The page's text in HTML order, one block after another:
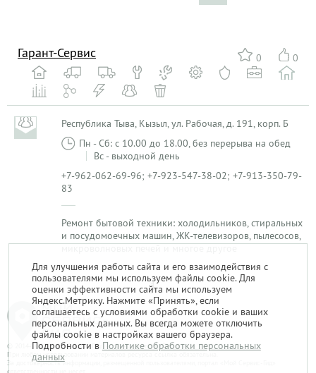
0 0
Гарант-Сервис
Республика Тыва, Кызыл, ул. Рабочая, д. 191, корп. Б
Пн - Сб: с 10.00 до 18.00, без перерыва на обед
Вс - выходной день
+7-962-062-69-96; +7-923-547-38-02; +7-913-350-79-
83
Ремонт бытовой техники: холодильников, стиральных
и посудомоечных машин, ЖК-телевизоров, пылесосов,
микроволновых печей и многое другое
1
© 2014-2026. «Мой Сервис-Гид» – проект группы «Текарт».
При любом использовании материалов ресурса ссылка обязательна.
За достоверность информации, размещенной пользователями, портал «Мой Сервис-Гид»
Для улучшения работы сайта и его взаимодействия с
пользователями мы используем файлы cookie. Для
оценки эффективности сайта мы используем
Яндекс.Метрику. Нажмите «Принять», если
соглашаетесь с условиями обработки cookie и ваших
персональных данных. Вы всегда можете отключить
файлы cookie в настройках вашего браузера.
Подробности в Политике обработки персональных
данных